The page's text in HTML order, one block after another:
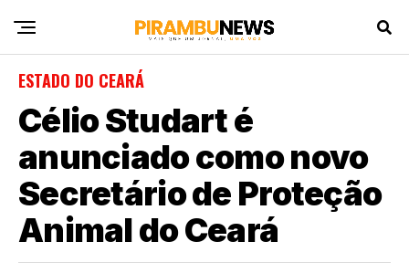
ESTADO DO CEARÁ
Célio Studart é
anunciado como novo
Secretário de Proteção
Animal do Ceará